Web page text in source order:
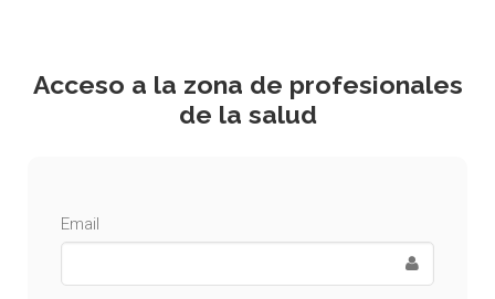
Acceso a la zona de profesionales
de la salud
Email